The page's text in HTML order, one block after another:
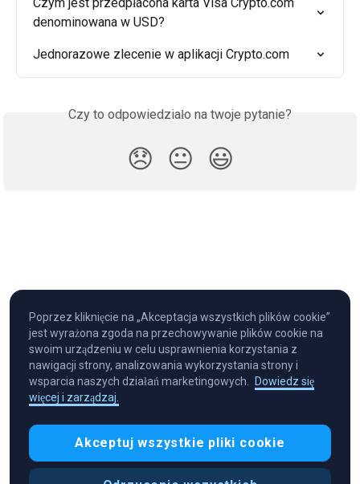
denominowana w USD?
Jednorazowe zlecenie w aplikacji Crypto.com
Czy to odpowiedziało na twoje pytanie?
😞 😐 😃
Cryptocurrency in Every Wallet™
Poprzez kliknięcie na „Akceptacja wszystkich plików cookie”
jest wyrażona zgoda na przechowywanie plików cookie na
swoim urządzeniu w celu usprawnienia korzystania z
nawigacji strony, analizowania wykorzystania strony i
wsparcia naszych działań marketingowych.
Dowiedz się
więcej i zarządzaj.
Akceptuj wszystkie pliki cookie